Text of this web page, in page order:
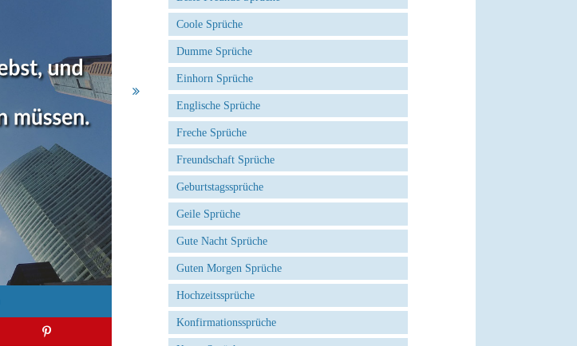
Coole Sprüche
Dumme Sprüche
Einhorn Sprüche
Englische Sprüche
Freche Sprüche
Freundschaft Sprüche
Geburtstagssprüche
Geile Sprüche
Gute Nacht Sprüche
Guten Morgen Sprüche
Hochzeitssprüche
Konfirmationssprüche